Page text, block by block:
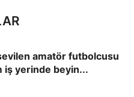
amatör futbolcusu
iş yerinde beyin...